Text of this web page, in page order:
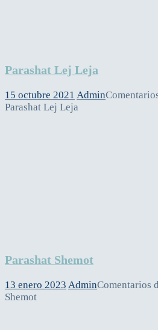
Parashat Lej Leja
15 octubre 2021 Admin
Parashat Lej Leja
Parashat Shemot
13 enero 2023 AdminComentarios
Shemot